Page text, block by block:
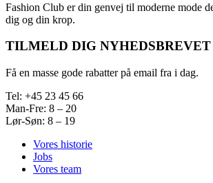
Fashion Club er din genvej til moderne mode
dig og din krop.
TILMELD DIG NYHEDSBREVET
Få en masse gode rabatter på email fra i dag.
Tel: +45 23 45 66
Man-Fre: 8 – 20
Lør-Søn: 8 – 19
Vores historie
Jobs
Vores team